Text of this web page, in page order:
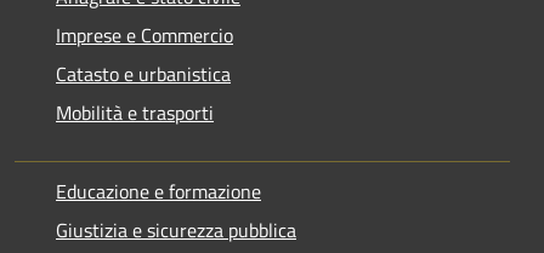
Imprese e Commercio
Catasto e urbanistica
Mobilità e trasporti
Educazione e formazione
Giustizia e sicurezza pubblica